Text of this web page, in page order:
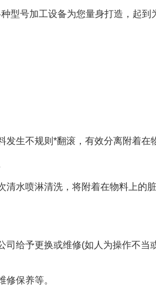
号加工设备为您量身打造，起到
生不规则*翻滚，有效分离附着在
水喷淋清洗，将附着在物料上的
给予更换或维修(如人为操作不当
保养等。